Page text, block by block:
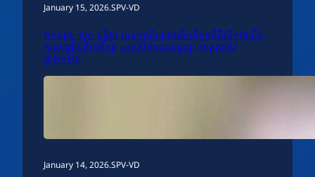
January 15, 2026.SPV-VD
ឯកឧត្តម សុខ ពុទ្ធិវុធ បានអញ្ជើញជាអធិបតីក្នុងពិធីបើកដំណើរ
ការបង្រៀនក្លឹបសិក្សា «មនសិការពលរដ្ឋល្អ» ខេត្តតាកែវ
ឆ្នាំ២០២៦
January 14, 2026.SPV-VD